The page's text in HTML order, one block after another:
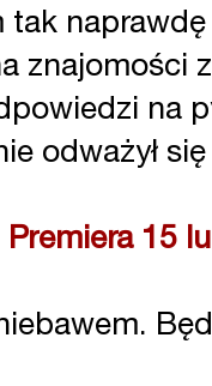
znajomości
na
odważył
Premiera 15